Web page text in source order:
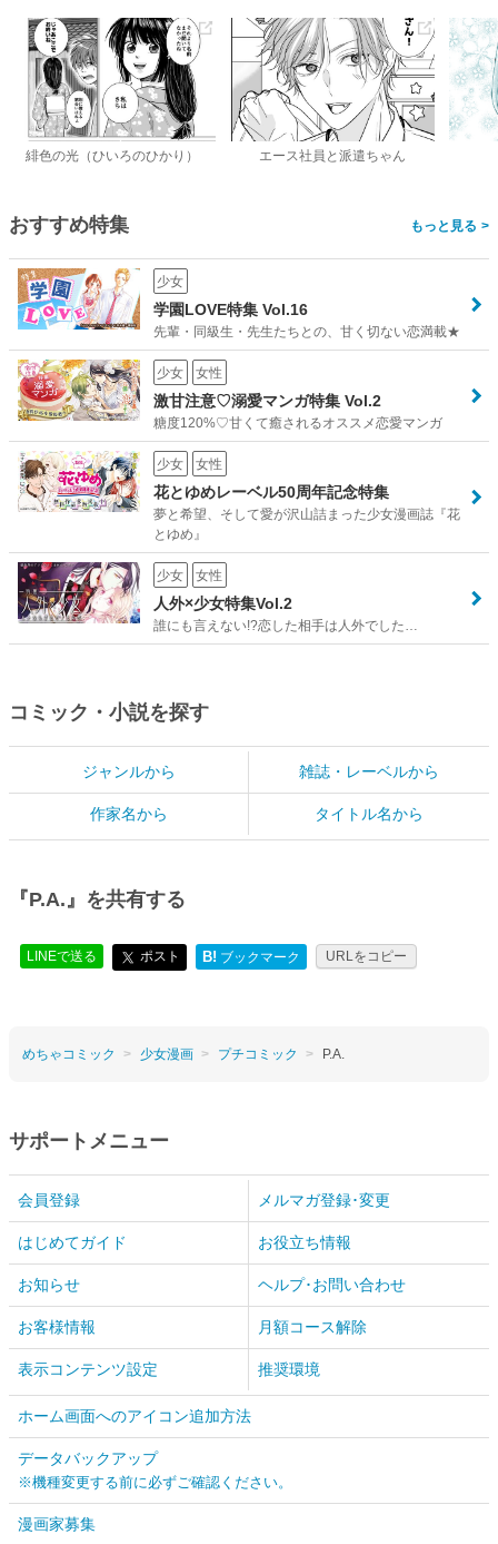
緋色の光（ひいろのひかり） エース社員と派遣ちゃん
おすすめ特集 >
少女
学園LOVE特集 Vol.16
先輩・同級生・先生たちとの、甘く切ない恋満載★
少女 女性
激甘注意♡溺愛マンガ特集 Vol.2
糖度120%♡甘くて癒されるオススメ恋愛マンガ
少女 女性
花とゆめレーベル50周年記念特集
夢と希望、そして愛が沢山詰まった少女漫画誌『花
とゆめ』
少女 女性
人外×少女特集Vol.2
誰にも言えない!?恋した相手は人外でした…
コミック・小説を探す
ジャンルから 雑誌・レーベルから
作家名から タイトル名から
『P.A.』を共有する
LINEで送る ポスト B! ブックマーク URLをコピー
めちゃコミック 少女漫画 プチコミック P.A.
サポートメニュー
会員登録 メルマガ登録･変更
はじめてガイド お役立ち情報
お知らせ ヘルプ･お問い合わせ
お客様情報 月額コース解除
表示コンテンツ設定 推奨環境
ホーム画面へのアイコン追加方法
データバックアップ
※機種変更する前に必ずご確認ください。
漫画家募集